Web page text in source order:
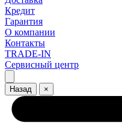
Кредит
Гарантия
О компании
Контакты
TRADE-IN
Сервисный центр
Назад ×